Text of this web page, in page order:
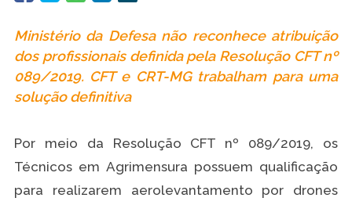
Ministério da Defesa não reconhece atribuição
dos profissionais definida pela Resolução CFT nº
089/2019. CFT e CRT-MG trabalham para uma
solução definitiva
Por meio da Resolução CFT nº 089/2019, os
Técnicos em Agrimensura possuem qualificação
para realizarem aerolevantamento por drones